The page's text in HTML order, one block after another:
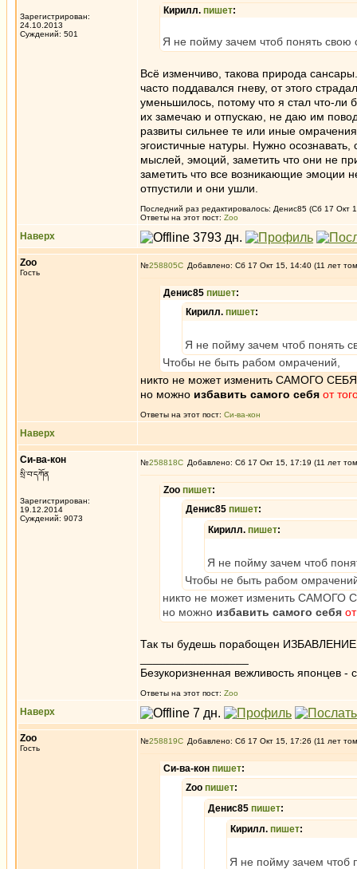
Зарегистрирован:
24.10.2013
Суждений: 501
Кирилл. пишет:
Я не пойму зачем чтоб понять свою
Всё изменчиво, такова природа
часто поддавался гневу, от этого
уменьшилось, потому что я стал что-
их замечаю и отпускаю, не даю им
развиты сильнее те или иные
эгоистичные натуры. Нужно
мыслей, эмоций, заметить что они не
заметить что все возникающие эмоции
отпустили и они ушли.
Последний раз редактировалось: Денис85 (Сб 17 Окт
Ответы на этот пост: Zoo
Наверх
Zoo
Гость
№258805 Добавлено: Сб 17 Окт 15, 14:40 (11 лет
Денис85 пишет:
Кирилл. пишет:
Я не пойму зачем чтоб понять
Чтобы не быть рабом омрачений,
никто не может изменить САМОГО
но можно избавить самого себя от
Ответы на этот пост: Си-ва-кон
Наверх
Си-ва-кон
སྲི་བ་དཀོན
Зарегистрирован:
19.12.2014
Суждений: 9073
№258818 Добавлено: Сб 17 Окт 15, 17:19 (11 лет
Zoo пишет:
Денис85 пишет:
Кирилл. пишет:
Я не пойму зачем чтоб
Чтобы не быть рабом
никто не может изменить
но можно избавить самого себя
Так ты будешь порабощен
Безукоризненная вежливость японцев -
Ответы на этот пост: Zoo
Наверх
Zoo
Гость
№258819 Добавлено: Сб 17 Окт 15, 17:26 (11 лет
Си-ва-кон пишет:
Zoo пишет:
Денис85 пишет:
Кирилл. пишет:
Я не пойму зачем чтоб